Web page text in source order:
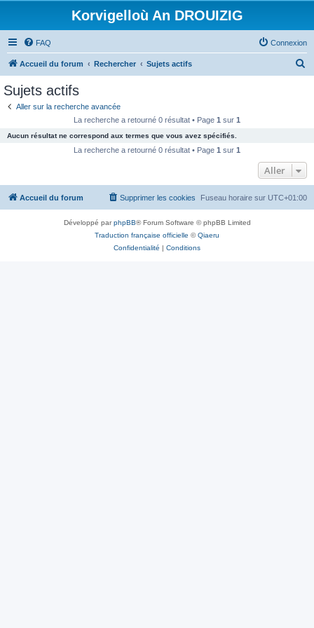
Korvigelloù An DROUIZIG
FAQ Connexion
Accueil du forum Rechercher Sujets actifs
c
e
Sujets actifs
Aller sur la recherche avancée
La recherche a retourné 0 résultat • Page 1 sur 1
Aucun résultat ne correspond aux termes que vous avez spécifiés.
La recherche a retourné 0 résultat • Page 1 sur 1
Aller
Accueil du forum Fuseau horaire sur UTC+01:00
Supprimer les cookies
Développé parphpBB® Forum Software © phpBB Limited
Traduction française officielle ©Qiaeru
Confidentialité | Conditions